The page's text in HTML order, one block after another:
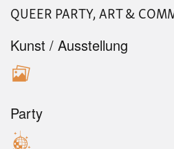
QUEER PARTY, ART &
Kunst / Ausstellung
Party